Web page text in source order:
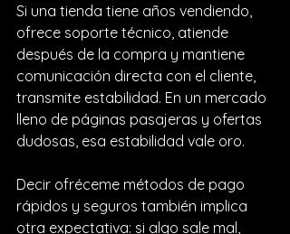
Si una tienda tiene años vendiendo,
ofrece soporte técnico, atiende
después de la compra y mantiene
comunicación directa con el cliente,
transmite estabilidad. En un mercado
lleno de páginas pasajeras y ofertas
dudosas, esa estabilidad vale oro.
Decir ofréceme métodos de pago
rápidos y seguros también implica
otra expectativa: si algo sale mal,